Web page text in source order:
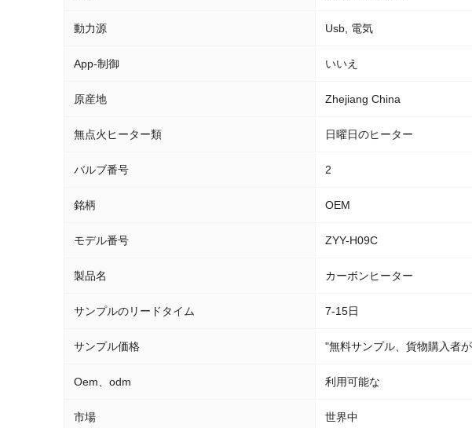
動力源 Usb, 電気
App-制御 いいえ
原産地 Zhejiang China
無点火ヒーター類 日曜日のヒーター
バルブ番号 2
銘柄 OEM
モデル番号 ZYY-H09C
製品名 カーボンヒーター
サンプルのリードタイム 7-15日
サンプル価格 "無料サンプル、貨物購入者
Oem、odm 利用可能な
市場 世界中